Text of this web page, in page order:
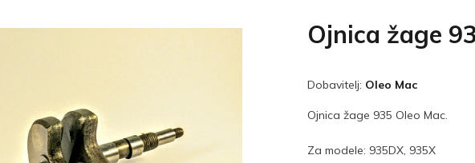
Ojnica žage
Dobavitelj: Oleo Mac
Ojnica žage 935 Oleo Mac.
Za modele: 935DX, 935X